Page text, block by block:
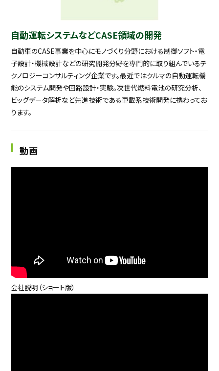
自動運転システムなどCASE領域の開発
自動車のCASE事業を中心にモノづくり分野における制御ソフト・電
子設計・機械設計などの研究開発分野を専門的に取り組んでいるテ
クノロジーコンサルティング企業です。最近ではクルマの自動運転機
能のシステム開発や回路設計・実験。次世代燃料電池の研究分析、
ビッグデータ解析など先進技術である車載系技術開発に携わってお
ります。
動画
会社説明（ショート版）